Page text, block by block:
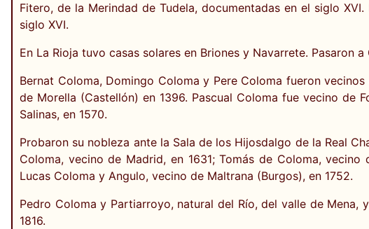
Fitero, de la Merindad de Tudela, documentadas en el siglo
siglo XVI.
En La Rioja tuvo casas solares en Briones y Navarrete. Pasaron
Bernat Coloma, Domingo Coloma y Pere Coloma fueron
de Morella (Castellón) en 1396. Pascual Coloma fue vecino de
Salinas, en 1570.
Probaron su nobleza ante la Sala de los Hijosdalgo de la Real
Coloma, vecino de Madrid, en 1631; Tomás de Coloma,
Lucas Coloma y Angulo, vecino de Maltrana (Burgos), en 1752.
Pedro Coloma y Partiarroyo, natural del Río, del valle de
1816.